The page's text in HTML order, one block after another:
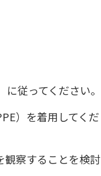
に従ってください。
）を着用してくだ
観察することを検討